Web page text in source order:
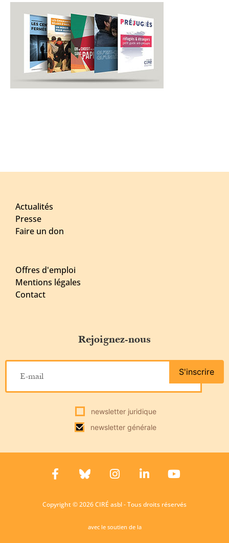
Actualités
Presse
Faire un don
Offres d'emploi
Mentions légales
Contact
Rejoignez-nous
newsletter juridique
newsletter générale
S'inscrire
Copyright © 2026 CIRÉ asbl - Tous droits réservés
avec le soutien de la